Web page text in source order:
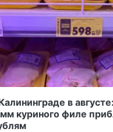
в августе:
куриного филе